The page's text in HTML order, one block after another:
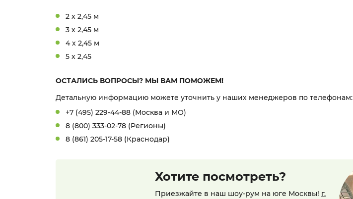
2 х 2,45 м
3 х 2,45 м
4 х 2,45 м
5 х 2,45
ОСТАЛИСЬ ВОПРОСЫ? МЫ ВАМ ПОМОЖЕМ!
Детальную информацию можете уточнить у наших менеджеров по телефонам:
+7 (495) 229-44-88 (Москва и МО)
8 (800) 333-02-78 (Регионы)
8 (861) 205-17-58 (Краснодар)
Хотите посмотреть?
Приезжайте в наш шоу-рум на юге Москвы! г.